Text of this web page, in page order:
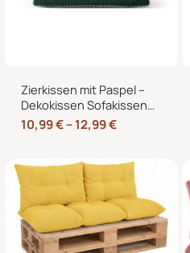
Zierkissen mit Paspel –
Dekokissen Sofakissen
mit Füllung, weicher
Bezug, formstabil,
10,99€–12,99€